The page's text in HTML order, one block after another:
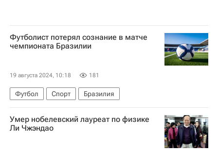
Футболист потерял сознание в матче
чемпионата Бразилии
19 августа 2024, 10:18 181
Футбол Спорт Бразилия
Умер нобелевский лауреат по физике
Ли Чжэндао